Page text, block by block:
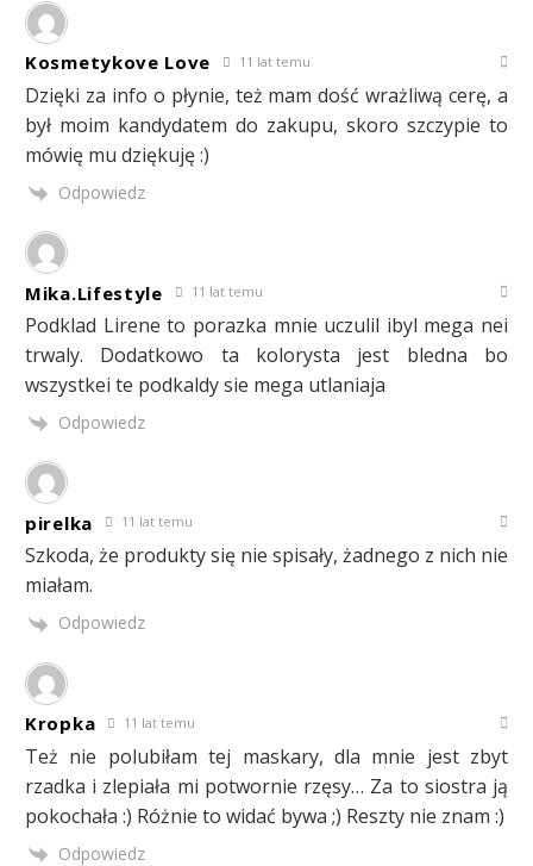
Kosmetykove Love 11 lat temu
Dzięki za info o płynie, też mam dość wrażliwą cerę, a
był moim kandydatem do zakupu, skoro szczypie to
mówię mu dziękuję :)
Odpowiedz
Mika.Lifestyle 11 lat temu
Podklad Lirene to porazka mnie uczulil ibyl mega nei
trwaly. Dodatkowo ta kolorysta jest bledna bo
wszystkei te podkaldy sie mega utlaniaja
Odpowiedz
pirelka 11 lat temu
Szkoda, że produkty się nie spisały, żadnego z nich nie
miałam.
Odpowiedz
Kropka 11 lat temu
Też nie polubiłam tej maskary, dla mnie jest zbyt
rzadka i zlepiała mi potwornie rzęsy… Za to siostra ją
pokochała :) Różnie to widać bywa ;) Reszty nie znam :)
Odpowiedz